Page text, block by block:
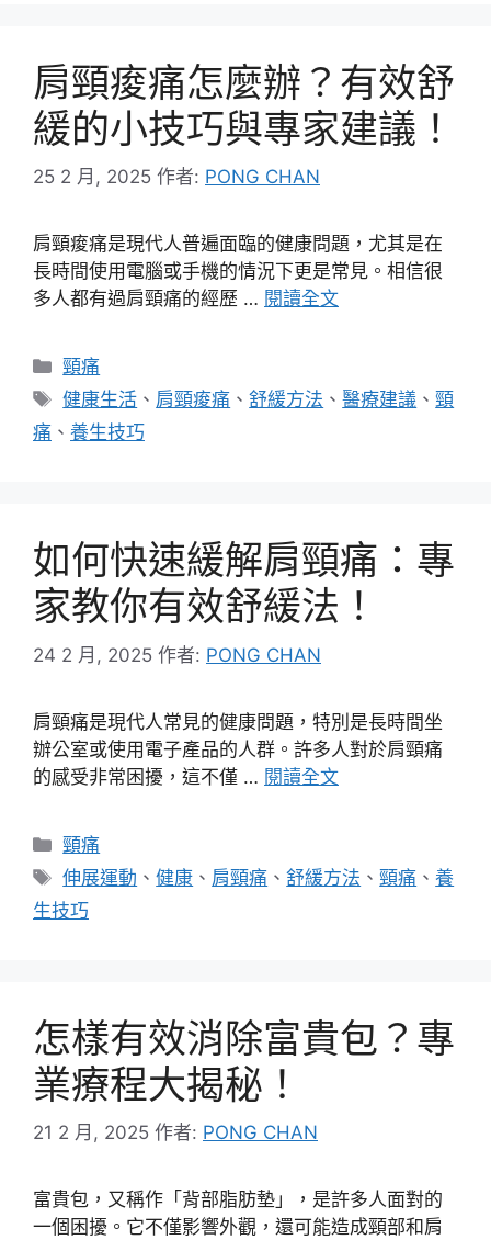
肩頸痠痛怎麼辦？有效舒
緩的小技巧與專家建議！
25 2 月, 2025 作者: PONG CHAN
肩頸痠痛是現代人普遍面臨的健康問題，尤其是在
長時間使用電腦或手機的情況下更是常見。相信很
多人都有過肩頸痛的經歷 … 閱讀全文
分
類
頸痛
標
籤
健康生活 、 肩頸痠痛 、舒緩方法 、醫療建議 、頸
痛 、 養生技巧
如何快速緩解肩頸痛：專
家教你有效舒緩法！
24 2 月, 2025 作者: PONG CHAN
肩頸痛是現代人常見的健康問題，特別是長時間坐
辦公室或使用電子產品的人群。許多人對於肩頸痛
的感受非常困擾，這不僅 … 閱讀全文
分
類
頸痛
標
籤
伸展運動 、健康 、 肩頸痛 、舒緩方法 、頸痛 、養
生技巧
怎樣有效消除富貴包？專
業療程大揭秘！
21 2 月, 2025 作者: PONG CHAN
富貴包，又稱作「背部脂肪墊」，是許多人面對的
一個困擾。它不僅影響外觀，還可能造成頸部和肩